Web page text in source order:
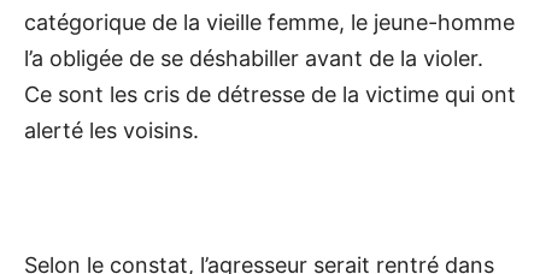
catégorique de la vieille femme, le jeune-homme
l’a obligée de se déshabiller avant de la violer.
Ce sont les cris de détresse de la victime qui ont
alerté les voisins.
Selon le constat, l’agresseur serait rentré dans